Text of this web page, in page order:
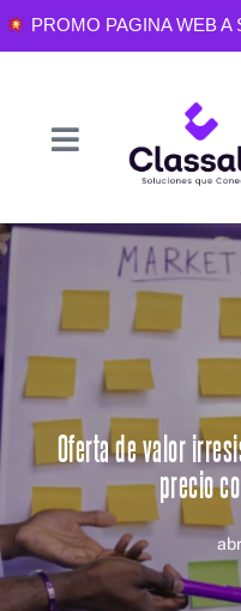
PROMO PAGINA WEB A
Oferta de valor
precio